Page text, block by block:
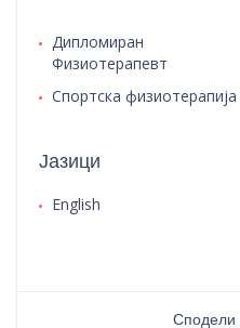
Дипломиран
Физиотерапевт
Спортска физиотерапија
Јазици
English